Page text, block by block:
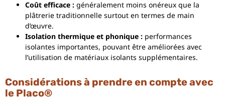
Coût efficace : généralement moins onéreux que la
plâtrerie traditionnelle surtout en termes de main
d’œuvre.
Isolation thermique et phonique : performances
isolantes importantes, pouvant être améliorées avec
l’utilisation de matériaux isolants supplémentaires.
Considérations à prendre en compte avec
le Placo®